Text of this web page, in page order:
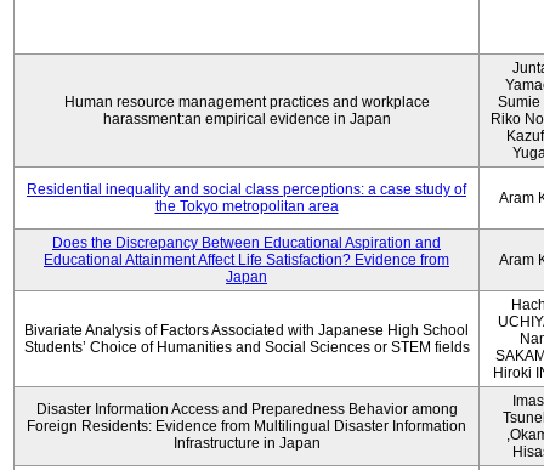
Human resource management practices and workplace
harassment:an empirical evidence in Japan
Sumie
Riko
Residential inequality and social class perceptions: a case study of
the Tokyo metropolitan area
Aram
Does the Discrepancy Between Educational Aspiration and
Educational Attainment Affect Life Satisfaction? Evidence from
Japan
Aram
Bivariate Analysis of Factors Associated with Japanese High School
Students’ Choice of Humanities and Social Sciences or STEM fields
Hiroki
Disaster Information Access and Preparedness Behavior among
Foreign Residents: Evidence from Multilingual Disaster Information
Infrastructure in Japan